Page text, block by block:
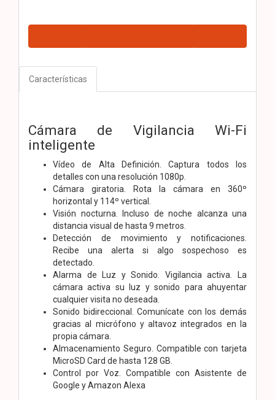
Características
Cámara de Vigilancia Wi-Fi
inteligente
Vídeo de Alta Definición. Captura todos los
detalles con una resolución 1080p.
Cámara giratoria. Rota la cámara en 360º
horizontal y 114º vertical.
Visión nocturna. Incluso de noche alcanza una
distancia visual de hasta 9 metros.
Detección de movimiento y notificaciones.
Recibe una alerta si algo sospechoso es
detectado.
Alarma de Luz y Sonido. Vigilancia activa. La
cámara activa su luz y sonido para ahuyentar
cualquier visita no deseada.
Sonido bidireccional. Comunícate con los demás
gracias al micrófono y altavoz integrados en la
propia cámara.
Almacenamiento Seguro. Compatible con tarjeta
MicroSD Card de hasta 128 GB.
Control por Voz. Compatible con Asistente de
Google y Amazon Alexa